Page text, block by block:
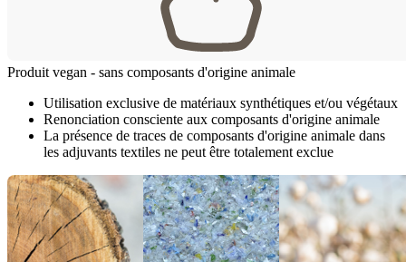
Produit vegan - sans composants d'origine animale
Utilisation exclusive de matériaux synthétiques et/ou végétaux
Renonciation consciente aux composants d'origine animale
La présence de traces de composants d'origine animale dans
les adjuvants textiles ne peut être totalement exclue